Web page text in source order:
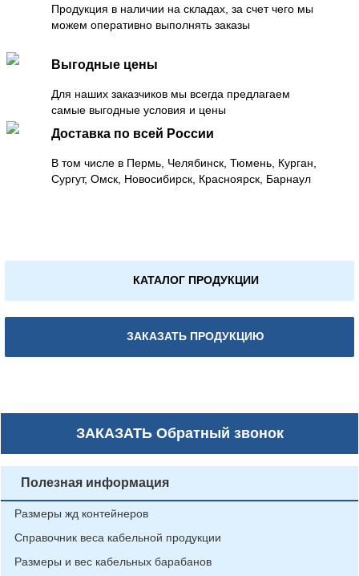
Продукция в наличии на складах, за счет чего мы
можем оперативно выполнять заказы
Выгодные цены
Для наших заказчиков мы всегда предлагаем
самые выгодные условия и цены
Доставка по всей России
В том числе в Пермь, Челябинск, Тюмень, Курган,
Сургут, Омск, Новосибирск, Красноярск, Барнаул
КАТАЛОГ ПРОДУКЦИИ
ЗАКАЗАТЬ ПРОДУКЦИЮ
ЗАКАЗАТЬОбратный звонок
Полезная информация
Размеры жд контейнеров
Справочник веса кабельной продукции
Размеры и вес кабельных барабанов